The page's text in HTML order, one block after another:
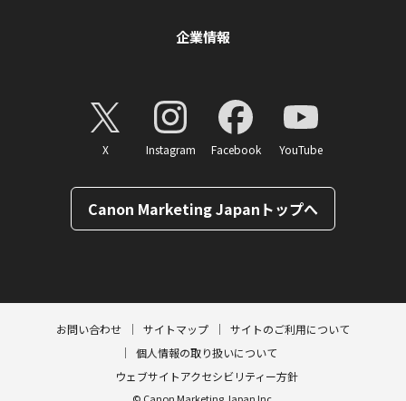
企業情報
X Instagram Facebook YouTube
Canon Marketing Japanトップへ
お問い合わせ サイトマップ
サイトのご利用について
個人情報の取り扱いについて
ウェブサイトアクセシビリティー方針